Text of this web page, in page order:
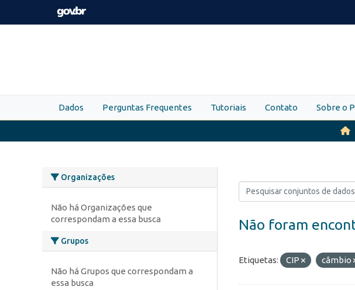
Skip to main content
Dados Perguntas Frequentes Tutoriais Contato Sobre o
Organizações
Não há Organizações que
correspondam a essa busca
Grupos
Não há Grupos que correspondam a
essa busca
Não foram
Etiquetas: CIP câmbio